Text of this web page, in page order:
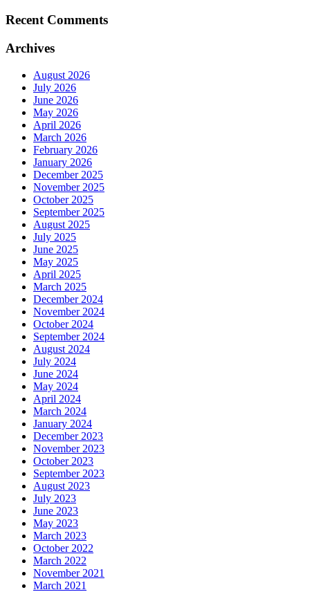
Recent Comments
Archives
August 2026
July 2026
June 2026
May 2026
April 2026
March 2026
February 2026
January 2026
December 2025
November 2025
October 2025
September 2025
August 2025
July 2025
June 2025
May 2025
April 2025
March 2025
December 2024
November 2024
October 2024
September 2024
August 2024
July 2024
June 2024
May 2024
April 2024
March 2024
January 2024
December 2023
November 2023
October 2023
September 2023
August 2023
July 2023
June 2023
May 2023
March 2023
October 2022
March 2022
November 2021
March 2021